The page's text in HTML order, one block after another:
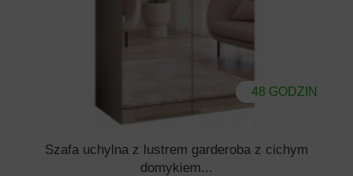
48 GODZIN
Szafa uchylna z lustrem garderoba z cichym
domykiem...